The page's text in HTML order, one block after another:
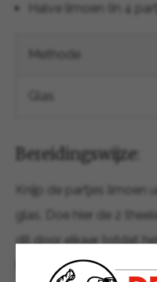
Halve limoen (in 4
Methode
Glas
Bereidingswijze:
Knijp de partjes limoen
glas. Doe hier de 2
dit door elkaar totdat
het glas voor de helft